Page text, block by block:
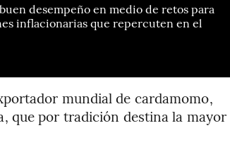
desempeño en medio de retos para
inflacionarias que repercuten en el
mundial de cardamomo,
que por tradición destina la mayor